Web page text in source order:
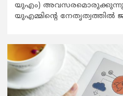
യുഎം)
യുഎമ്മിന്‍റെ നേതൃത്വത്തില്‍